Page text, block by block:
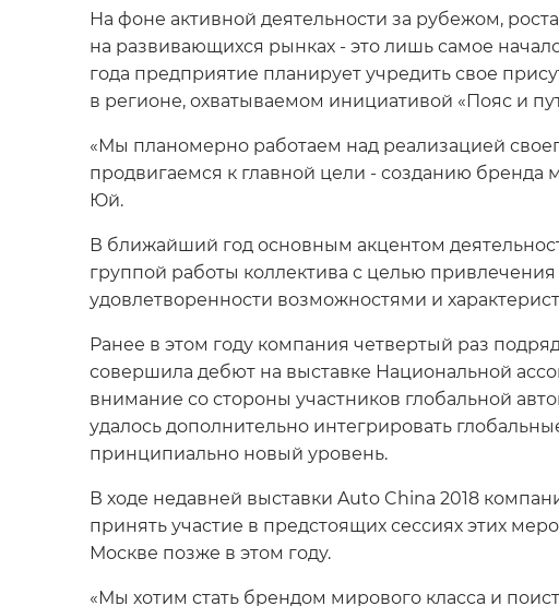
На фоне активной деятельности за рубежом,
на развивающихся рынках - это лишь самое
года предприятие планирует учредить свое
в регионе, охватываемом инициативой «Пояс и
«Мы планомерно работаем над реализацией
продвигаемся к главной цели - созданию бренда
Юй.
В ближайший год основным акцентом
группой работы коллектива с целью
удовлетворенности возможностями и
Ранее в этом году компания четвертый раз
совершила дебют на выставке Национальной
внимание со стороны участников глобальной
удалось дополнительно интегрировать
принципиально новый уровень.
В ходе недавней выставки Auto China 2018
принять участие в предстоящих сессиях этих
Москве позже в этом году.
«Мы хотим стать брендом мирового класса и